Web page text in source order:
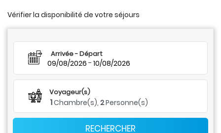
Vérifier la disponibilité de votre séjours
Arrivée - Départ
09/08/2026 - 10/08/2026
Voyageur(s)
1Chambre(s), 2Personne(s)
RECHERCHER